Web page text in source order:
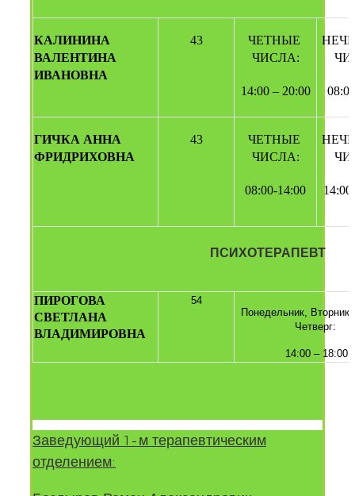
КАЛИНИНА
ВАЛЕНТИНА
ИВАНОВНА
43
ЧЕТНЫЕ
ЧИСЛА:
14:00 – 20:00
ГИЧКА АННА
ФРИДРИХОВНА
43
ЧЕТНЫЕ
ЧИСЛА:
08:00-14:00 14:00
ПСИХОТЕРАПЕВТ
ПИРОГОВА
СВЕТЛАНА
ВЛАДИМИРОВНА
54
Понедельник,
Четверг:
14:00 – 18:00
Заведующий 1-м терапевтическим
отделением: